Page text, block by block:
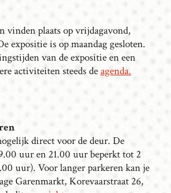
vinden plaats op vrijdagavond,
expositie is op maandag gesloten.
van de expositie en een
activiteiten steeds deagenda.
direct voor de deur. De
uur en 21.00 uur beperkt tot 2
uur). Voor langer parkeren kan je
Garenmarkt, Korevaarstraat 26,